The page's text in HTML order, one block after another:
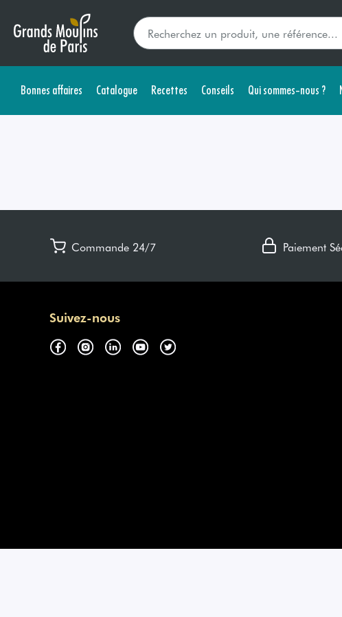
Bonnes affaires Catalogue Recettes Conseils Qui sommes-nous ?
Commande 24/7 Paiement
Suivez-nous